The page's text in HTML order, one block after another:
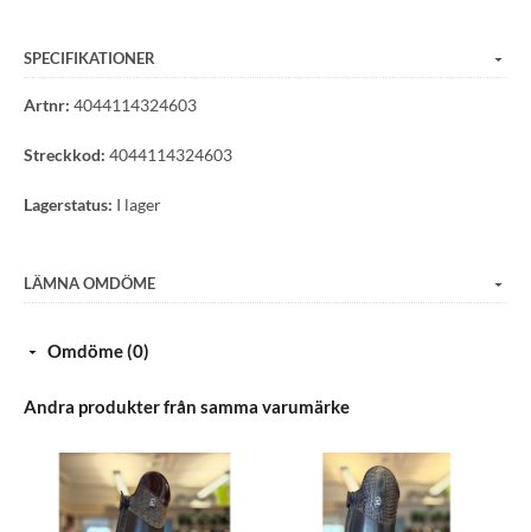
Cross-Stretch-inlägg upp till hälkappan
Ribbad sula för bra grepp med Vibram-häl
SPECIFIKATIONER
Artnr: 4044114324603
Streckkod: 4044114324603
Lagerstatus: I lager
LÄMNA OMDÖME
Omdöme (0)
Andra produkter från samma varumärke